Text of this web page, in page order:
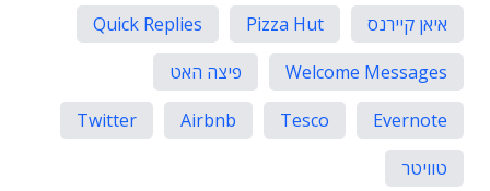
איאן קיירנס
Pizza Hut
Quick Replies
Welcome Messages
פיצה האט
Evernote
Tesco
Airbnb
Twitter
טוויטר